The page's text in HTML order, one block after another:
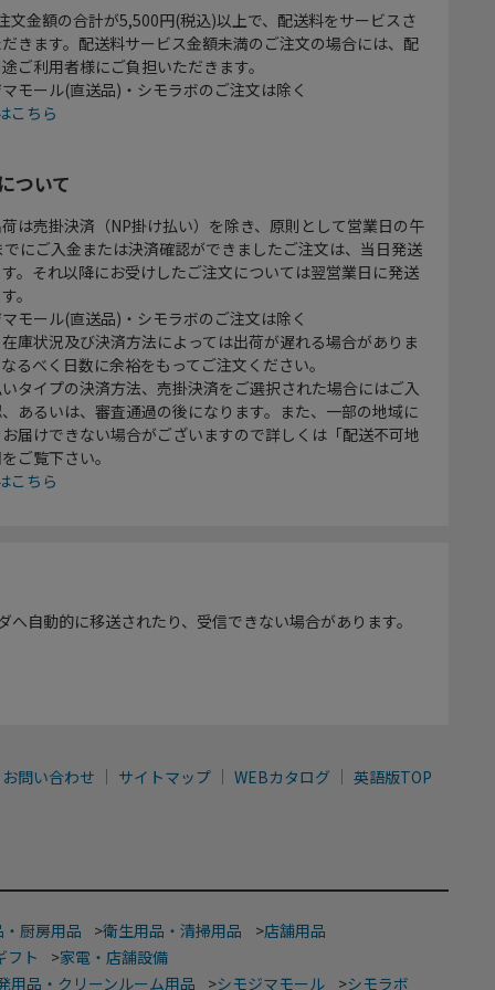
文金額の合計が5,500円(税込)以上で、配送料をサービスさ
きます。配送料サービス金額未満のご注文の場合には、配
ご利用者様にご負担いただきます。
モール(直送品)・シモラボのご注文は除く
こちら
ついて
は売掛決済（NP掛け払い）を除き、原則として営業日の午
にご入金または決済確認ができましたご注文は、当日発送
。それ以降にお受けしたご注文については翌営業日に発送
。
モール(直送品)・シモラボのご注文は除く
庫状況及び決済方法によっては出荷が遅れる場合がありま
るべく日数に余裕をもってご注文ください。
タイプの決済方法、売掛決済をご選択された場合にはご入
あるいは、審査通過の後になります。また、一部の地域に
届けできない場合がございますので詳しくは「配送不可地
ご覧下さい。
こちら
自動的に移送されたり、受信できない場合があります。
お問い合わせ サイトマップ WEBカタログ 英語版TOP
厨房用品 >衛生用品・清掃用品 >店舗用品
フト
>家電・店舗設備
用品・クリーンルーム用品
>シモジマモール >シモラボ